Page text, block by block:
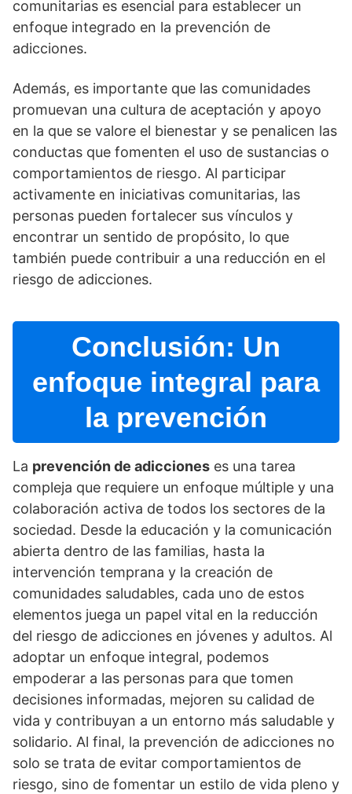
comunitarias es esencial para establecer un
enfoque integrado en la prevención de
adicciones.
Además, es importante que las comunidades
promuevan una cultura de aceptación y apoyo
en la que se valore el bienestar y se penalicen las
conductas que fomenten el uso de sustancias o
comportamientos de riesgo. Al participar
activamente en iniciativas comunitarias, las
personas pueden fortalecer sus ví­nculos y
encontrar un sentido de propósito, lo que
también puede contribuir a una reducción en el
riesgo de adicciones.
Conclusión: Un
enfoque integral para
la prevención
La prevención de adicciones es una tarea
compleja que requiere un enfoque múltiple y una
colaboración activa de todos los sectores de la
sociedad. Desde la educación y la comunicación
abierta dentro de las familias, hasta la
intervención temprana y la creación de
comunidades saludables, cada uno de estos
elementos juega un papel vital en la reducción
del riesgo de adicciones en jóvenes y adultos. Al
adoptar un enfoque integral, podemos
empoderar a las personas para que tomen
decisiones informadas, mejoren su calidad de
vida y contribuyan a un entorno más saludable y
solidario. Al final, la prevención de adicciones no
solo se trata de evitar comportamientos de
riesgo, sino de fomentar un estilo de vida pleno y